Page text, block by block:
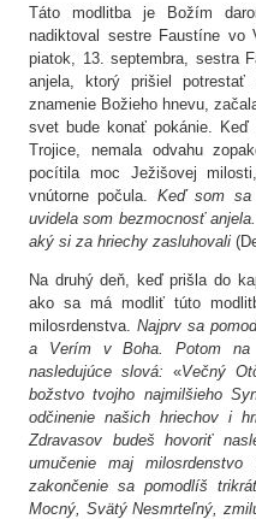
Táto modlitba je Božím
nadiktoval sestre Faustíne vo
piatok, 13. septembra, sestra
anjela, ktorý prišiel
znamenie Božieho hnevu,
svet bude konať pokánie.
Trojice, nemala odvahu
pocítila moc Ježišovej
vnútorne počula. Keď som sa
uvidela som bezmocnosť
aký si za hriechy zasluhovali
Na druhý deň, keď prišla do
ako sa má modliť túto
milosrdenstva. Najprv sa
a Verím v Boha. Potom na
nasledujúce slová: «Večný
božstvo tvojho najmilšieho
odčinenie našich hriechov i
Zdravasov budeš hovoriť
umučenie maj
zakončenie sa pomodlíš
Mocný, Svätý Nesmrteľný,